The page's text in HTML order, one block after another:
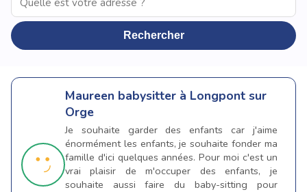
Rechercher
Maureen babysitter à Longpont sur
Orge
Je souhaite garder des enfants car j'aime
énormément les enfants, je souhaite fonder ma
famille d'ici quelques années. Pour moi c'est un
vrai plaisir de m'occuper des enfants, je
souhaite aussi faire du baby-sitting pour